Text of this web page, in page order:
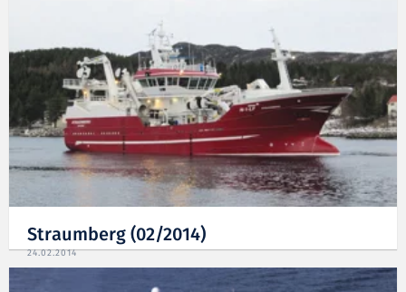
Straumberg (02/2014)
24.02.2014